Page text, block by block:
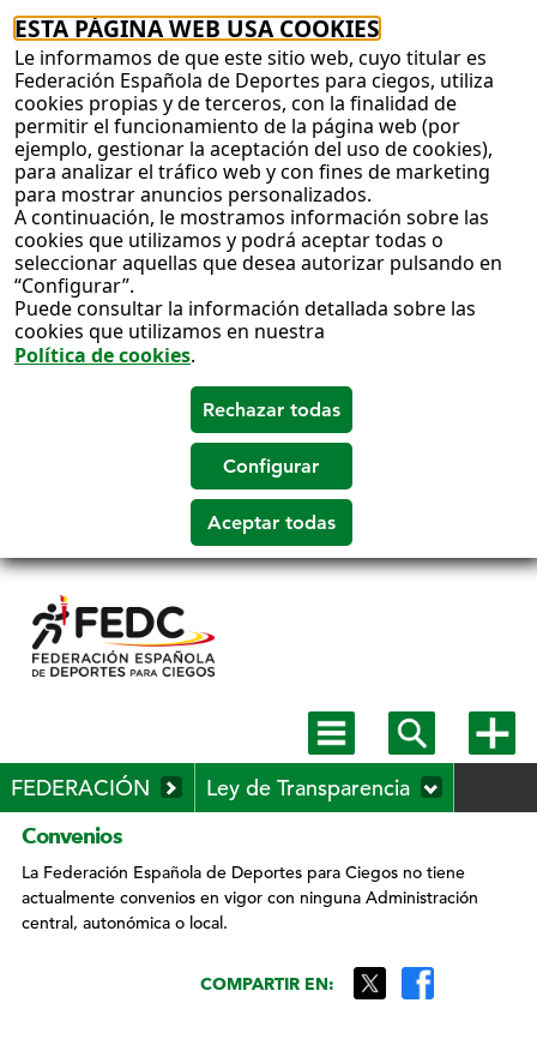
ESTA PÁGINA WEB USA COOKIES
Le informamos de que este sitio web, cuyo titular es
Federación Española de Deportes para ciegos, utiliza
cookies propias y de terceros, con la finalidad de
permitir el funcionamiento de la página web (por
ejemplo, gestionar la aceptación del uso de cookies),
para analizar el tráfico web y con fines de marketing
para mostrar anuncios personalizados.
A continuación, le mostramos información sobre las
cookies que utilizamos y podrá aceptar todas o
seleccionar aquellas que desea autorizar pulsando en
“Configurar”.
Puede consultar la información detallada sobre las
cookies que utilizamos en nuestra
Política de cookies.
Salto a
Mostrar
menú
Mostrar
buscadormás
FEDERACIÓN
Mostrar
submenú
desplegable
Ley de Transparencia
Convenios
La Federación Española de Deportes para Ciegos no tiene
actualmente convenios en vigor con ninguna Administración
central, autonómica o local.
COMPARTIR EN: